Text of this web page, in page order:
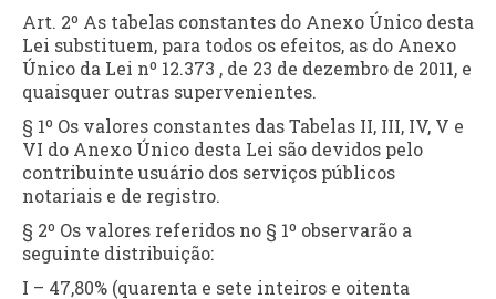
Art. 2º As tabelas constantes do Anexo Único desta
Lei substituem, para todos os efeitos, as do Anexo
Único da Lei nº 12.373 , de 23 de dezembro de 2011, e
quaisquer outras supervenientes.
§ 1º Os valores constantes das Tabelas II, III, IV, V e
VI do Anexo Único desta Lei são devidos pelo
contribuinte usuário dos serviços públicos
notariais e de registro.
§ 2º Os valores referidos no § 1º observarão a
seguinte distribuição:
I – 47,80% (quarenta e sete inteiros e oitenta